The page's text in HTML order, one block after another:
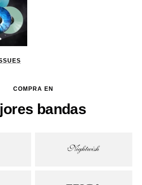
COMPRA EN
bandas